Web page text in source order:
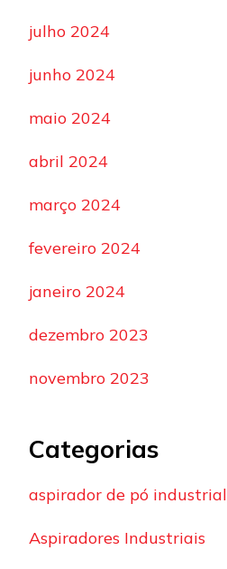
julho 2024
junho 2024
maio 2024
abril 2024
março 2024
fevereiro 2024
janeiro 2024
dezembro 2023
novembro 2023
Categorias
aspirador de pó industrial
Aspiradores Industriais